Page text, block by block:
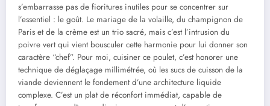
s’embarrasse pas de fioritures inutiles pour se concentrer sur
l’essentiel : le goût. Le mariage de la volaille, du champignon de
Paris et de la crème est un trio sacré, mais c’est l’intrusion du
poivre vert qui vient bousculer cette harmonie pour lui donner son
caractère “chef”. Pour moi, cuisiner ce poulet, c’est honorer une
technique de déglaçage millimétrée, où les sucs de cuisson de la
viande deviennent le fondement d’une architecture liquide
complexe. C’est un plat de réconfort immédiat, capable de